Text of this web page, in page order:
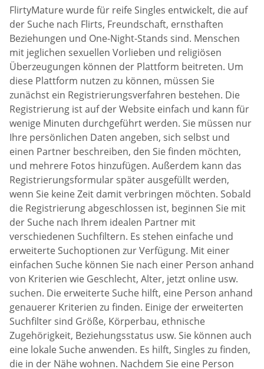
FlirtyMature wurde für reife Singles entwickelt, die auf
der Suche nach Flirts, Freundschaft, ernsthaften
Beziehungen und One-Night-Stands sind. Menschen
mit jeglichen sexuellen Vorlieben und religiösen
Überzeugungen können der Plattform beitreten. Um
diese Plattform nutzen zu können, müssen Sie
zunächst ein Registrierungsverfahren bestehen. Die
Registrierung ist auf der Website einfach und kann für
wenige Minuten durchgeführt werden. Sie müssen nur
Ihre persönlichen Daten angeben, sich selbst und
einen Partner beschreiben, den Sie finden möchten,
und mehrere Fotos hinzufügen. Außerdem kann das
Registrierungsformular später ausgefüllt werden,
wenn Sie keine Zeit damit verbringen möchten. Sobald
die Registrierung abgeschlossen ist, beginnen Sie mit
der Suche nach Ihrem idealen Partner mit
verschiedenen Suchfiltern. Es stehen einfache und
erweiterte Suchoptionen zur Verfügung. Mit einer
einfachen Suche können Sie nach einer Person anhand
von Kriterien wie Geschlecht, Alter, jetzt online usw.
suchen. Die erweiterte Suche hilft, eine Person anhand
genauerer Kriterien zu finden. Einige der erweiterten
Suchfilter sind Größe, Körperbau, ethnische
Zugehörigkeit, Beziehungsstatus usw. Sie können auch
eine lokale Suche anwenden. Es hilft, Singles zu finden,
die in der Nähe wohnen. Nachdem Sie eine Person